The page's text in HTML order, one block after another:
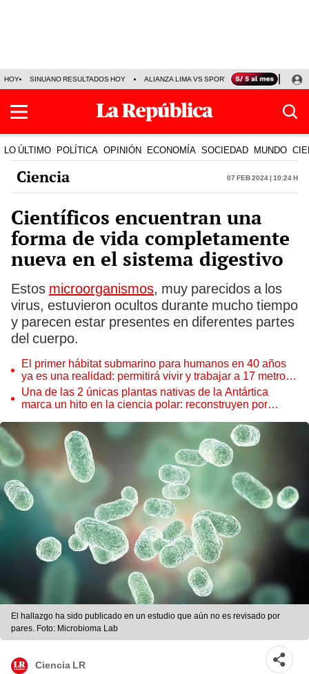
HOY SINUANO RESULTADOS HOY ALIANZA LIMA VS SPORT BOYS JORGE
LO ÚLTIMO POLÍTICA OPINIÓN ECONOMÍA SOCIEDAD MUNDO
Ciencia 07 Feb 2024 | 10:24 h
Científicos encuentran una
forma de vida completamente
nueva en el sistema digestivo
Estos microorganismos, muy parecidos a los
virus, estuvieron ocultos durante mucho tiempo
y parecen estar presentes en diferentes partes
del cuerpo.
El primer hábitat submarino para humanos en 40 años
ya es una realidad: permitirá vivir y trabajar a 17 metros
de profundidad
Una de las 2 únicas plantas nativas de la Antártica
marca un hito en la ciencia polar: reconstruyen por
El hallazgo ha sido publicado en un estudio que aún no es revisado por
pares. Foto: Microbioma Lab
Ciencia LR